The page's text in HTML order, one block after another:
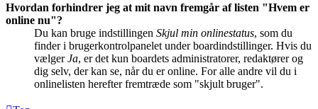
Hvordan forhindrer jeg at mit navn fremgår af listen "Hvem er
online nu"?
Du kan bruge indstillingen Skjul min onlinestatus, som du
finder i brugerkontrolpanelet under boardindstillinger. Hvis du
vælgerJa, er det kun boardets administratorer, redaktører og
dig selv, der kan se, når du er online. For alle andre vil du i
onlinelisten herefter fremtræde som "skjult bruger".